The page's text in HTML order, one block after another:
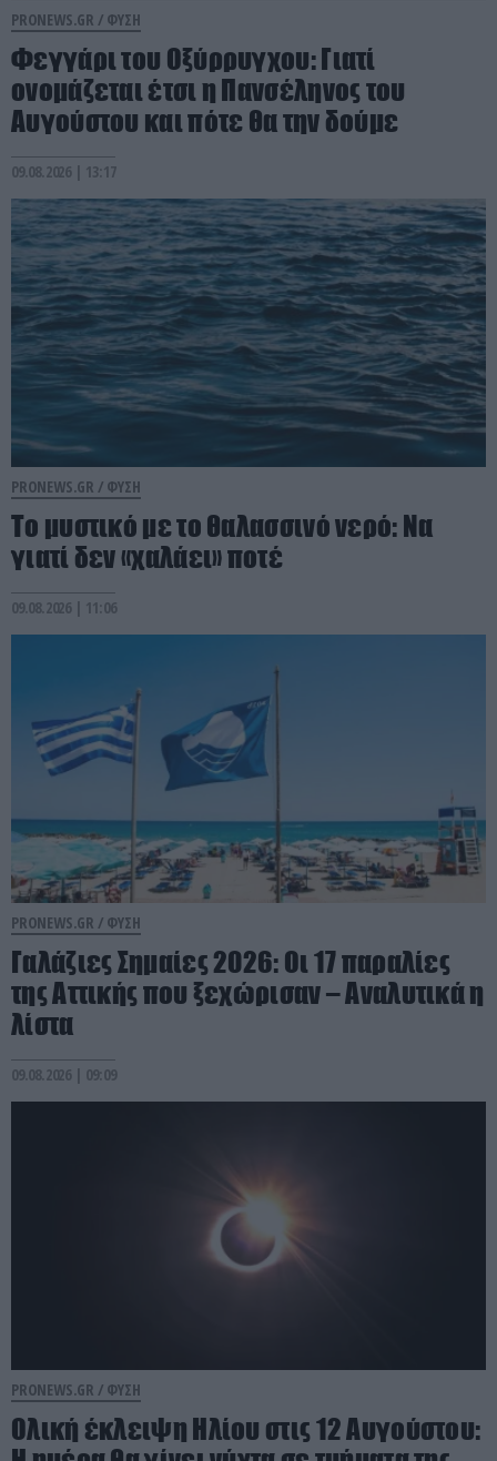
PRONEWS.GR / ΦΥΣΗ
Φεγγάρι του Οξύρρυγχου: Γιατί
ονομάζεται έτσι η Πανσέληνος του
Αυγούστου και πότε θα την δούμε
09.08.2026 | 13:17
PRONEWS.GR / ΦΥΣΗ
Το μυστικό με το θαλασσινό νερό: Να
γιατί δεν «χαλάει» ποτέ
09.08.2026 | 11:06
PRONEWS.GR / ΦΥΣΗ
Γαλάζιες Σημαίες 2026: Οι 17 παραλίες
της Αττικής που ξεχώρισαν – Αναλυτικά η
λίστα
09.08.2026 | 09:09
PRONEWS.GR / ΦΥΣΗ
Ολική έκλειψη Ηλίου στις 12 Αυγούστου: